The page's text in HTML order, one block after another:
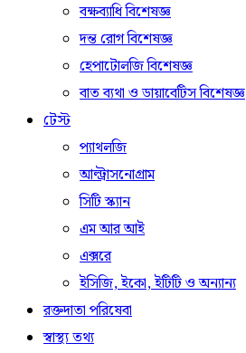
বক্ষব্যাধি বিশেষজ্ঞ
দন্ত রোগ বিশেষজ্ঞ
হেপাটোলজি বিশেষজ্ঞ
বাত ব্যথা ও ডায়াবেটিস বিশেষজ্ঞ
টেস্ট
প্যাথলজি
আল্ট্রাসনোগ্রাম
সিটি স্ক্যান
এম আর আই
এক্সরে
ইসিজি, ইকো, ইটিটি ও অন্যান্য
রক্তদাতা পরিষেবা
স্বাস্থ্য তথ্য